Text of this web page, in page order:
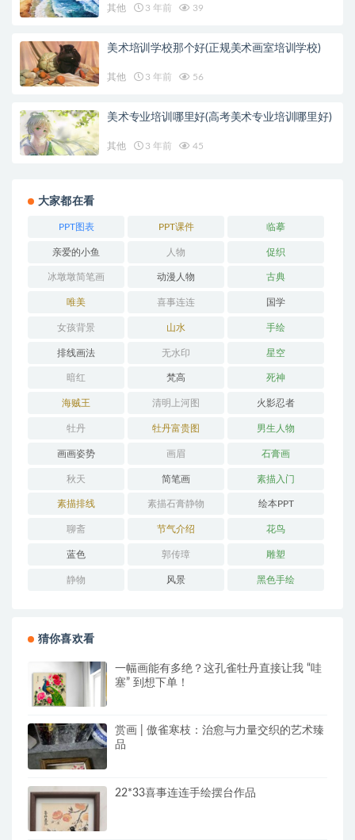
其他 3 年前 39
美术培训学校那个好(正规美术画室培训学校)
其他 3 年前 56
美术专业培训哪里好(高考美术专业培训哪里好)
其他 3 年前 45
大家都在看
PPT图表 PPT课件 临摹
亲爱的小鱼 人物 促织
冰墩墩简笔画 动漫人物 古典
唯美 喜事连连 国学
女孩背景 山水 手绘
排线画法 无水印 星空
暗红 梵高 死神
海贼王 清明上河图 火影忍者
牡丹 牡丹富贵图 男生人物
画画姿势 画眉 石膏画
秋天 简笔画 素描入门
素描排线 素描石膏静物 绘本PPT
聊斋 节气介绍 花鸟
蓝色 郭传璋 雕塑
静物 风景 黑色手绘
猜你喜欢看
一幅画能有多绝？这孔雀牡丹直接让我 “哇
塞” 到想下单！
赏画 | 傲雀寒枝：治愈与力量交织的艺术臻
品
22*33喜事连连手绘摆台作品